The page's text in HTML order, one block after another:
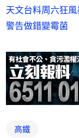
天文台料周六狂
警告做錯變霉菌
高鐵